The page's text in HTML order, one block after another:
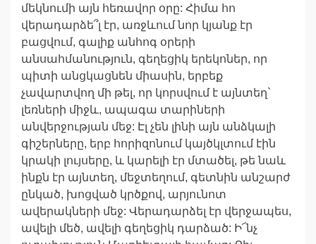
մեկնումի այն հեռավոր օրը: Հիմա հո
վերադարձե՞լ էր, առջևում նոր կյանք էր
բացվում, գալիք անհոգ օրերի
անսահմանություն, գեղեցիկ երեկոներ, որ
պիտի անցկացնեն միասին, երբեք
չավարտվող մի թել, որ կորսվում է այնտեղ`
լեռների միջև, ապագա տարիների
անվերջության մեջ: Էլ չեն լինի այն անձկալի
գիշերները, երբ հորիզոնում կայծկլտում էին
կրակի լույսերը, և կարելի էր մտածել, թե նաև
ինքն էր այնտեղ, մեջտեղում, գետնին անշարժ
ընկած, խոցված կրծքով, արյունոտ
ավերակների մեջ: Վերադարձել էր վերջապես,
ավելի մեծ, ավելի գեղեցիկ դարձած: Ի՜նչ